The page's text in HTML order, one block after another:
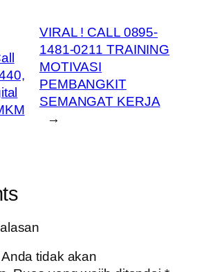
VIRAL ! CALL 0895-
1481-0211 TRAINING
MOTIVASI
PEMBANGKIT
SEMANGAT KERJA
→
tidak akan